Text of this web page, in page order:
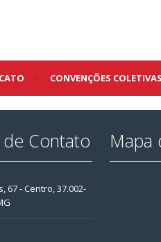
• CONVENÇÕES COLETIVAS
Contato
67 - Centro, 37.002-
Mapa